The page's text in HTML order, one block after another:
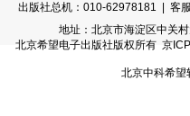
出版社总机：010-62978181 | 客
地址：北京市海淀区中关
北京希望电子出版社版权所有 京
北京中科希望